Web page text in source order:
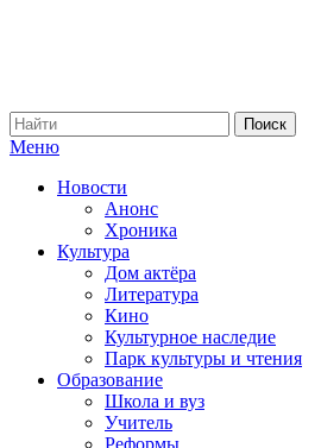
Меню
Новости
Анонс
Хроника
Культура
Дом актёра
Литература
Кино
Культурное наследие
Парк культуры и чтения
Образование
Школа и вуз
Учитель